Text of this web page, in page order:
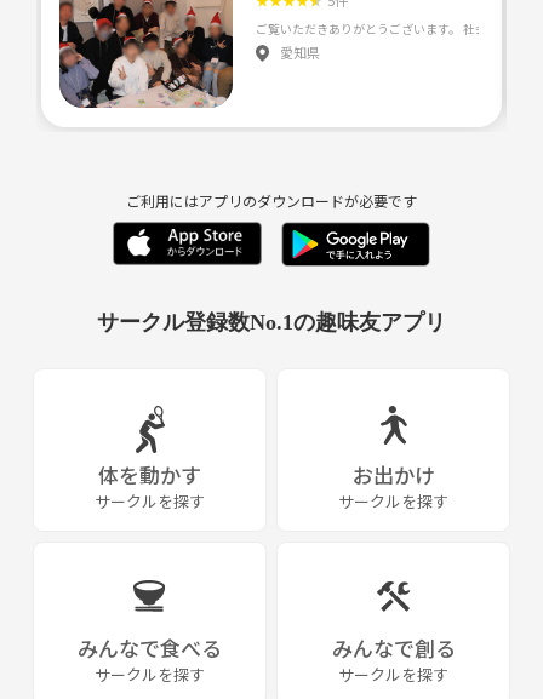
愛知県
ご利用にはアプリのダウンロードが必要です
サークル登録数No.1の趣味友アプリ
体を動かす
サークルを探す
お出かけ
サークルを探す
みんなで食べる
サークルを探す
みんなで創る
サークルを探す